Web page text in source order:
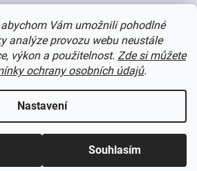
Vám umožnili pohodlné
analýze provozu webu neustále
výkon a použitelnost. Zde si můžete
ochrany osobních údajů.
Nastavení
Souhlasím
Všechna práva vyhrazena. Upravit nastavení cookies